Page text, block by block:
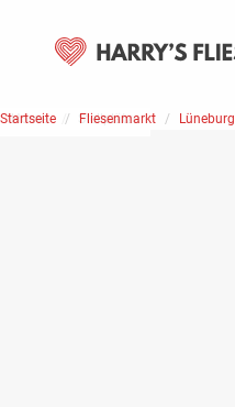
Home Stellplätze
Startseite Fliesenmarkt Lüneburg